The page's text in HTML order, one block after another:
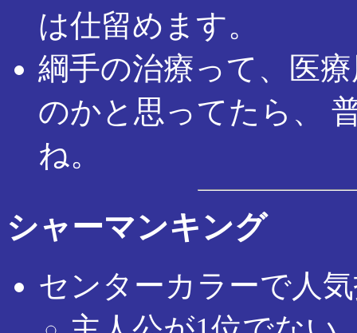
は仕留めます。
綱手の治療って、医
のかと思ってたら、
ね。
シャーマンキング
センターカラーで人